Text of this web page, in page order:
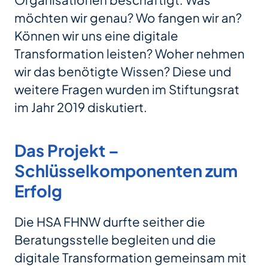
möchten wir genau? Wo fangen wir an?
Können wir uns eine digitale
Transformation leisten? Woher nehmen
wir das benötigte Wissen? Diese und
weitere Fragen wurden im Stiftungsrat
im Jahr 2019 diskutiert.
Das Projekt –
Schlüsselkomponenten zum
Erfolg
Die HSA FHNW durfte seither die
Beratungsstelle begleiten und die
digitale Transformation gemeinsam mit